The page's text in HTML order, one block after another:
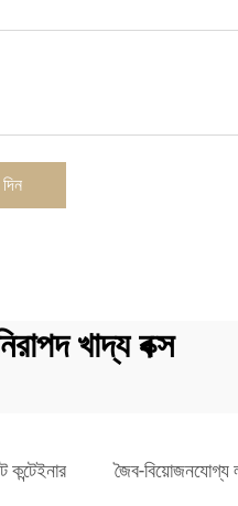
খাদ্য বক্স
জৈব-বিয়োজনযোগ্য